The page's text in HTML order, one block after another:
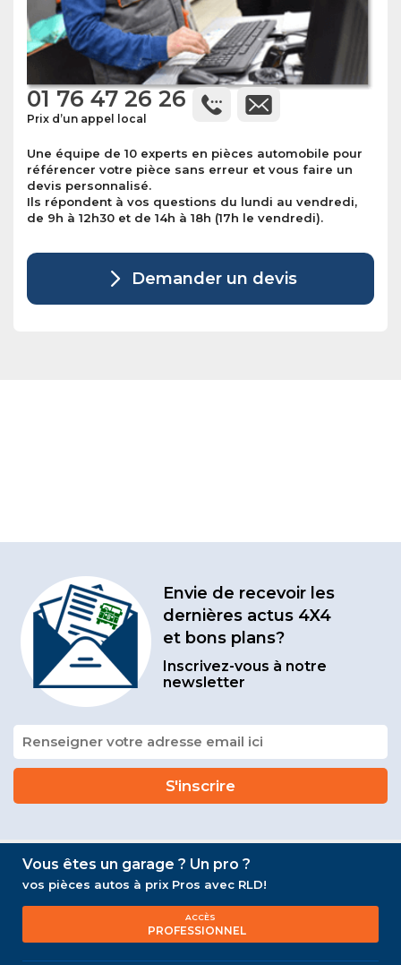
01 76 47 26 26
Prix d’un appel local
Une équipe de 10 experts en pièces automobile pour
référencer votre pièce sans erreur et vous faire un
devis personnalisé.
Ils répondent à vos questions du lundi au vendredi,
de 9h à 12h30 et de 14h à 18h (17h le vendredi).
Demander un devis
Envie de recevoir les
dernières actus 4X4
et bons plans?
Inscrivez-vous à notre
newsletter
Vous êtes un garage ? Un pro ?
vos pièces autos à prix Pros avec RLD!
ACCÈS
PROFESSIONNEL